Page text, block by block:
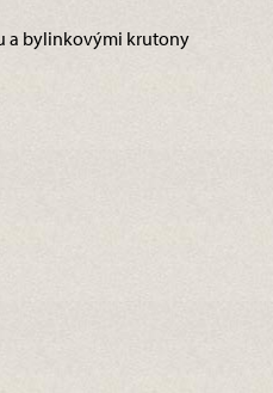
a bylinkovými krutony